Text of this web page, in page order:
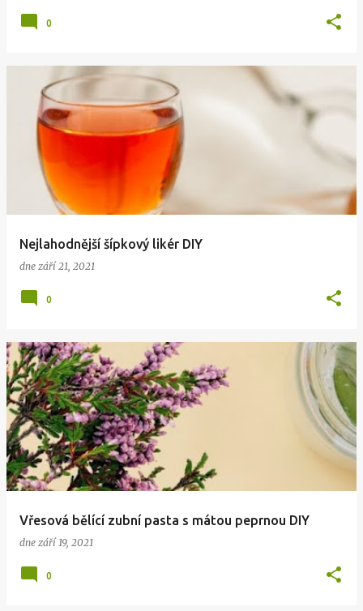
0
Nejlahodnější šípkový likér DIY
dne září 21, 2021
0
Vřesová bělící zubní pasta s mátou peprnou DIY
dne září 19, 2021
0